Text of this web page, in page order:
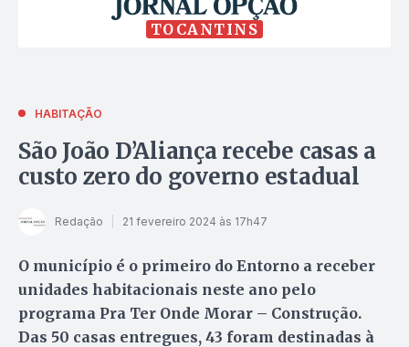
TOCANTINS
HABITAÇÃO
São João D’Aliança recebe casas a
custo zero do governo estadual
Redação 21 fevereiro 2024 às 17h47
O município é o primeiro do Entorno a receber
unidades habitacionais neste ano pelo
programa Pra Ter Onde Morar – Construção.
Das 50 casas entregues, 43 foram destinadas à